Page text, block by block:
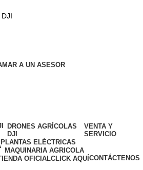
A UN ASESOR
DRONES AGRÍCOLAS
DJI
VENTA Y
SERVICIO
PLANTAS ELÉCTRICAS
MAQUINARIA AGRICOLA
OFICIALCLICK AQUÍCONTÁCTENOS